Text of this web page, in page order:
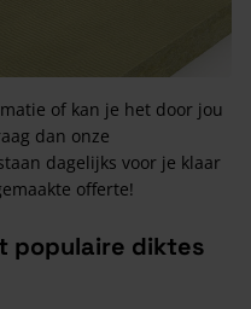
of kan je het door jou
dan onze
dagelijks voor je klaar
offerte!
populaire diktes